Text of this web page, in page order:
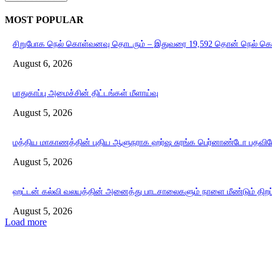
MOST POPULAR
சிறுபோக நெல் கொள்வனவு தொடரும் – இதுவரை 19,592 தொன் நெல்
August 6, 2026
பாதுகாப்பு அமைச்சின் திட்டங்கள் மீளாய்வு
August 5, 2026
மத்திய மாகாணத்தின் புதிய ஆளுநராக ஹர்ஷ சுரங்க பெர்னாண்டோ
August 5, 2026
ஹட்டன் கல்வி வலயத்தின் அனைத்து பாடசாலைகளும் நாளை மீண்டும்
August 5, 2026
Load more